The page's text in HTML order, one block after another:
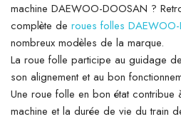
machine DAEWOO-DOOSAN ?
complète de roues folles
nombreux modèles de la marque.
La roue folle participe au guidage
son alignement et au bon
Une roue folle en bon état
machine et la durée de vie du train